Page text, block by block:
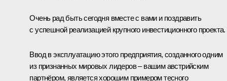
Очень рад быть сегодня вместе с вами и поздравить
с успешной реализацией крупного инвестиционного проекта.
Ввод в эксплуатацию этого предприятия, созданного одним
из признанных мировых лидеров – вашим австрийским
партнёром, является хорошим примером тесного